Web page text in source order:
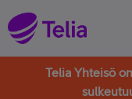
Telia Yhteisö